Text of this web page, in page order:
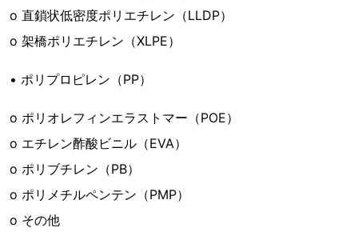
o 直鎖状低密度ポリエチレン（LLDP）
o 架橋ポリエチレン（XLPE）
• ポリプロピレン（PP）
o ポリオレフィンエラストマー（POE）
o エチレン酢酸ビニル（EVA）
o ポリブチレン（PB）
o ポリメチルペンテン（PMP）
o その他